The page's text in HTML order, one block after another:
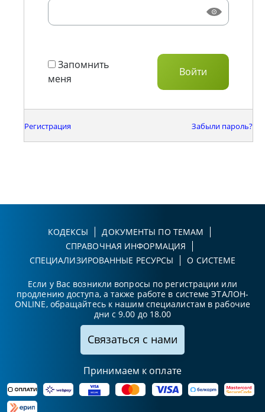
Запомнить
меня
Регистрация Забыли пароль?
КОДЕКСЫ
ДОКУМЕНТЫ ПО ТЕМАМ
СПРАВОЧНАЯ ИНФОРМАЦИЯ
СПЕЦИАЛИЗИРОВАННЫЕ РЕСУРСЫ
О СИСТЕМЕ
Если у Вас возникли вопросы по регистрации или
продлению доступа, а также работе в системе ЭТАЛОН-
ONLINE, обращайтесь к нашим специалистам в рабочие
дни с 9.00 до 18.00
Связаться с нами
Принимаем к оплате